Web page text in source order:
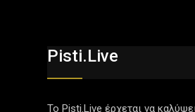
Pisti.live
Το Pisti.Live έρχεται να